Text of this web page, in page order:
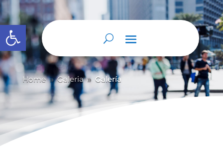
Abrir barra de herramientas
Home 9 Galeria 9 Galería